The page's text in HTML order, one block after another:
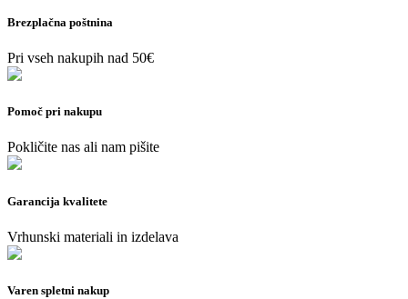
Brezplačna poštnina
Pri vseh nakupih nad 50€
Pomoč pri nakupu
Pokličite nas ali nam pišite
Garancija kvalitete
Vrhunski materiali in izdelava
Varen spletni nakup